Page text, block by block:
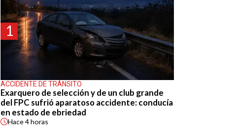
1
ACCIDENTE DE TRÁNSITO
Exarquero de selección y de un club grande
del FPC sufrió aparatoso accidente: conducía
en estado de ebriedad
Hace4 horas